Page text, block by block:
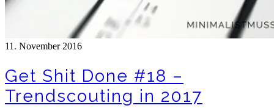
11. November 2016
Get Shit Done #18 –
Trendscouting in 2017